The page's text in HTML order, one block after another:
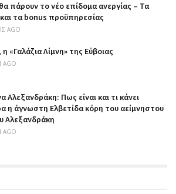
πάρουν το νέο επίδομα ανεργίας – Τα
τα bonus προϋπηρεσίας
AGO
«Γαλάζια Λίμνη» της Εύβοιας
AGO
Αλεξανδράκη: Πως είναι και τι κάνει
η άγνωστη Ελβετίδα κόρη του αείμνηστου
Αλεξανδράκη
AGO